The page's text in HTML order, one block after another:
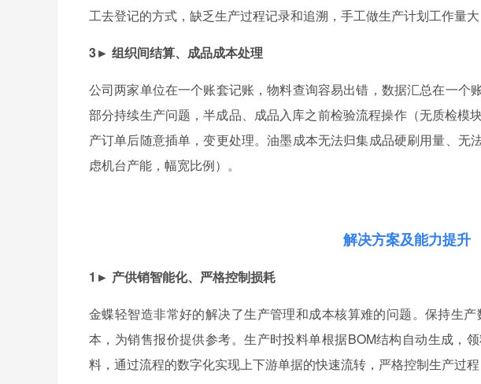
工去登记的方式，缺乏生产过程记录和追溯，手工做生产计划工作量大
3► 组织间结算、成品成本处理
公司两家单位在一个账套记账，物料查询容易出错，数据汇总在一个
部分持续生产问题，半成品、成品入库之前检验流程操作（无质检模
产订单后随意插单，变更处理。油墨成本无法归集成品硬刷用量、无
虑机台产能，幅宽比例）。
解决方案及能力提升
1► 产供销智能化、严格控制损耗
金蝶轻智造非常好的解决了生产管理和成本核算难的问题。保持生
本，为销售报价提供参考。生产时投料单根据BOM结构自动生成，
料，通过流程的数字化实现上下游单据的快速流转，严格控制生产过